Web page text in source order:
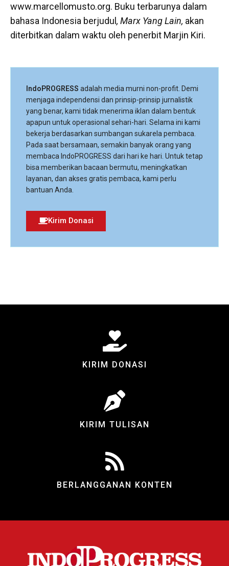
www.marcellomusto.org. Buku terbarunya dalam
bahasa Indonesia berjudul, Marx Yang Lain, akan
diterbitkan dalam waktu oleh penerbit Marjin Kiri.
IndoPROGRESS adalah media murni non-profit. Demi
menjaga independensi dan prinsip-prinsip jurnalistik
yang benar, kami tidak menerima iklan dalam bentuk
apapun untuk operasional sehari-hari. Selama ini kami
bekerja berdasarkan sumbangan sukarela pembaca.
Pada saat bersamaan, semakin banyak orang yang
membaca IndoPROGRESS dari hari ke hari. Untuk tetap
bisa memberikan bacaan bermutu, meningkatkan
layanan, dan akses gratis pembaca, kami perlu
bantuan Anda.
Kirim Donasi
KIRIM DONASI
KIRIM TULISAN
BERLANGGANAN KONTEN